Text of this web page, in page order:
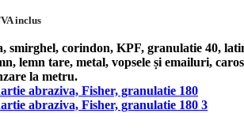
inclus
smirghel, corindon, KPF, granulatie 40,
lemn tare, metal, vopsele și emailuri,
la metru.